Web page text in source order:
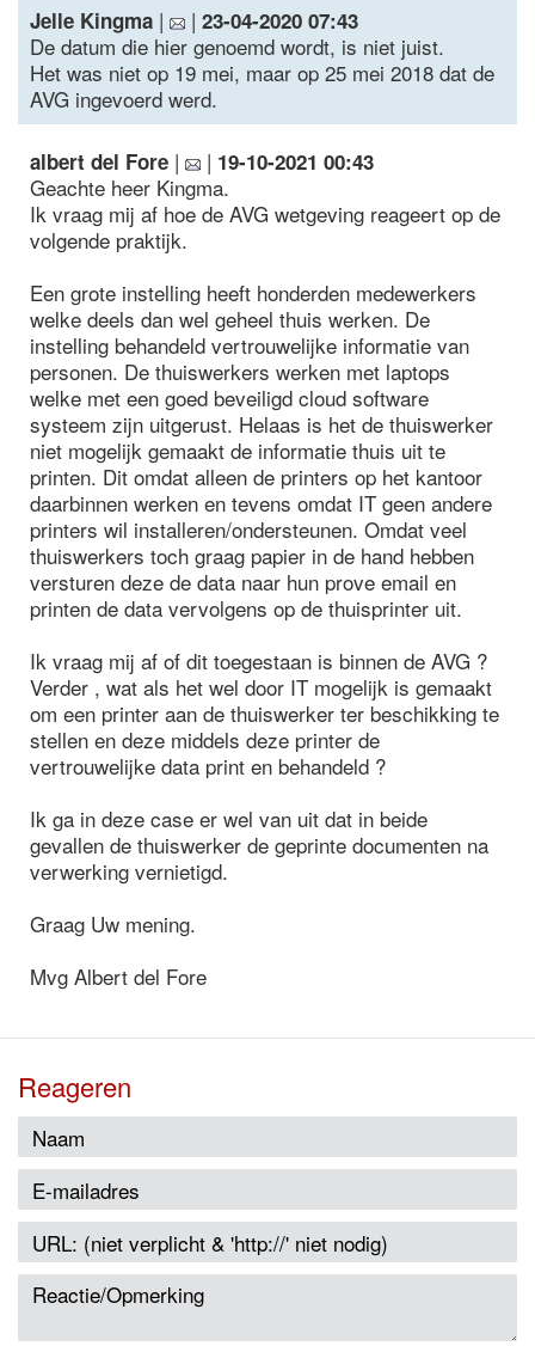
Jelle Kingma | | 23-04-2020 07:43
De datum die hier genoemd wordt, is niet juist.
Het was niet op 19 mei, maar op 25 mei 2018 dat de
AVG ingevoerd werd.
albert del Fore | | 19-10-2021 00:43
Geachte heer Kingma.
Ik vraag mij af hoe de AVG wetgeving reageert op de
volgende praktijk.
Een grote instelling heeft honderden medewerkers
welke deels dan wel geheel thuis werken. De
instelling behandeld vertrouwelijke informatie van
personen. De thuiswerkers werken met laptops
welke met een goed beveiligd cloud software
systeem zijn uitgerust. Helaas is het de thuiswerker
niet mogelijk gemaakt de informatie thuis uit te
printen. Dit omdat alleen de printers op het kantoor
daarbinnen werken en tevens omdat IT geen andere
printers wil installeren/ondersteunen. Omdat veel
thuiswerkers toch graag papier in de hand hebben
versturen deze de data naar hun prove email en
printen de data vervolgens op de thuisprinter uit.
Ik vraag mij af of dit toegestaan is binnen de AVG ?
Verder , wat als het wel door IT mogelijk is gemaakt
om een printer aan de thuiswerker ter beschikking te
stellen en deze middels deze printer de
vertrouwelijke data print en behandeld ?
Ik ga in deze case er wel van uit dat in beide
gevallen de thuiswerker de geprinte documenten na
verwerking vernietigd.
Graag Uw mening.
Mvg Albert del Fore
Reageren